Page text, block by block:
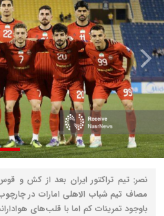
نصر: تیم تراکتور ایران بعد از کش و
مصاف تیم شباب الاهلی امارات در
باوجود تمرینات کم اما با قلب‌های